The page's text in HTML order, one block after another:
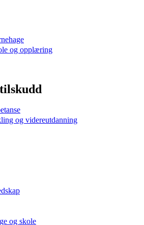
og opplæring
og videreutdanning
og skole